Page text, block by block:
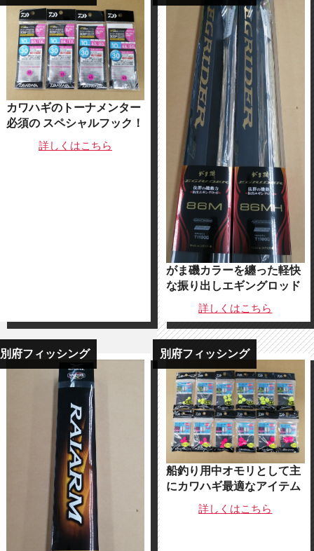
カワハギのトーナメンター
必須の スペシャルフック！
詳しくはこちら
がま磯カラーを纏った軽快
な振り出しエギングロッド
詳しくはこちら
別府フィッシング 別府フィッシング
船釣り用中オモリとして主
にカワハギ最適なアイテム
詳しくはこちら